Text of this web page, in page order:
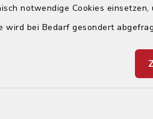
notwendige Cookies
wird bei Bedarf gesondert